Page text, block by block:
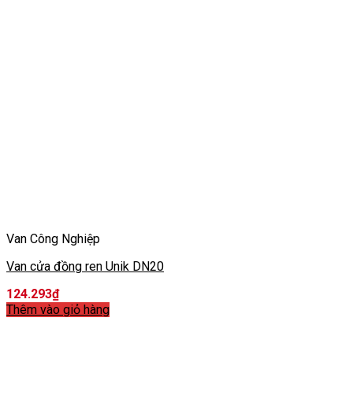
Van Công Nghiệp
Van cửa đồng ren Unik DN20
124.293₫
Thêm vào giỏ hàng